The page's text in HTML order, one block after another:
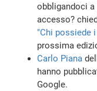
obbligandoci a
accesso?
"Chi possiede
prossima
Carlo Piana
hanno
Google.